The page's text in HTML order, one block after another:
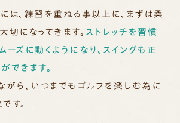
は、練習を重ねる事以上に、まずは柔
切になってきます。 ストレッチを習慣
ーズに動くようになり、スイングも正
できます。
がら、いつまでもゴルフを楽しむ為に
す。